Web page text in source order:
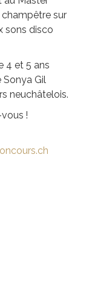
champêtre sur
sons disco
4 et 5 ans
Sonya Gil
neuchâtelois.
!